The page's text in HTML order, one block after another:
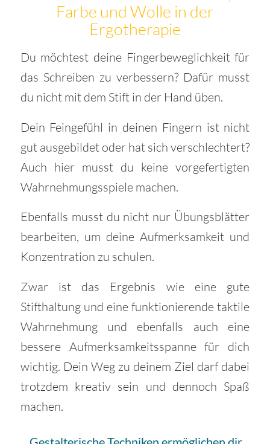
Farbe und Wolle in der
Ergotherapie
Du möchtest deine Fingerbeweglichkeit für
das Schreiben zu verbessern? Dafür musst
du nicht mit dem Stift in der Hand üben.
Dein Feingefühl in deinen Fingern ist nicht
gut ausgebildet oder hat sich verschlechtert?
Auch hier musst du keine vorgefertigten
Wahrnehmungsspiele machen.
Ebenfalls musst du nicht nur Übungsblätter
bearbeiten, um deine Aufmerksamkeit und
Konzentration zu schulen.
Zwar ist das Ergebnis wie eine gute
Stifthaltung und eine funktionierende taktile
Wahrnehmung und ebenfalls auch eine
bessere Aufmerksamkeitsspanne für dich
wichtig. Dein Weg zu deinem Ziel darf dabei
trotzdem kreativ sein und dennoch Spaß
machen.